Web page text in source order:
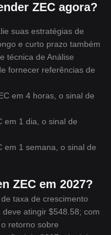
ZEC agora?
suas estratégias de
e curto prazo também
técnica de Análise
fornecer referências de
em 4 horas, o sinal de
em 1 dia, o sinal de
em 1 semana, o sinal de
ZEC em 2027?
taxa de crescimento
atingir $548.58; com
retorno sobre